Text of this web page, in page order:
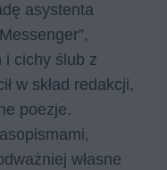
asystenta
i cichy ślub z
w skład redakcji,
poezje.
własne